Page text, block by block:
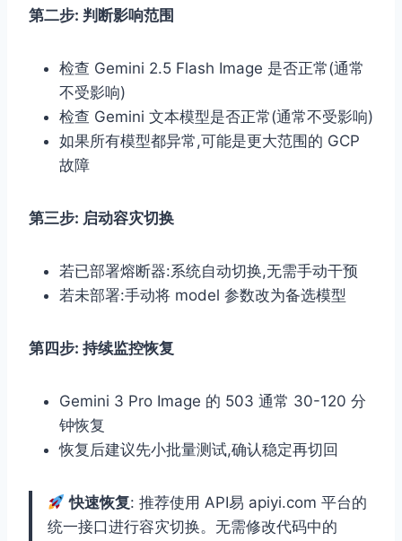
第二步: 判断影响范围
检查 Gemini 2.5 Flash Image 是否正常(通常
不受影响)
检查 Gemini 文本模型是否正常(通常不受影响)
如果所有模型都异常,可能是更大范围的 GCP
故障
第三步: 启动容灾切换
若已部署熔断器:系统自动切换,无需手动干预
若未部署:手动将 model 参数改为备选模型
第四步: 持续监控恢复
Gemini 3 Pro Image 的 503 通常 30-120 分
钟恢复
恢复后建议先小批量测试,确认稳定再切回
快速恢复: 推荐使用 API易 apiyi.com 平台的
统一接口进行容灾切换。无需修改代码中的